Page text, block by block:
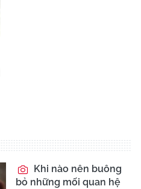
Khi nào nên buông
bỏ những mối quan hệ